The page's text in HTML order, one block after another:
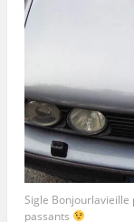
Sigle
passants